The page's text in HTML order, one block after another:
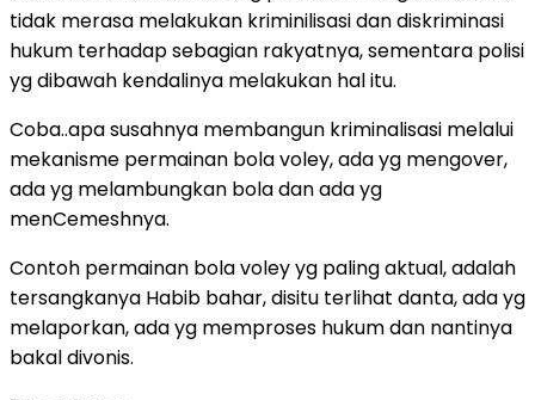
tidak merasa melakukan kriminilisasi dan diskriminasi
hukum terhadap sebagian rakyatnya, sementara polisi
yg dibawah kendalinya melakukan hal itu.
Coba..apa susahnya membangun kriminalisasi melalui
mekanisme permainan bola voley, ada yg mengover,
ada yg melambungkan bola dan ada yg
menCemeshnya.
Contoh permainan bola voley yg paling aktual, adalah
tersangkanya Habib bahar, disitu terlihat danta, ada yg
melaporkan, ada yg memproses hukum dan nantinya
bakal divonis.